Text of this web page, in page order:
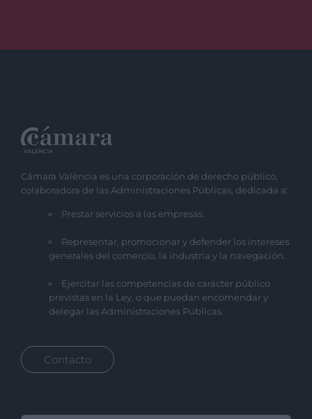
Cámara València es una corporación de derecho público,
colaboradora de las Administraciones Públicas, dedicada a:
Prestar servicios a las empresas.
Representar, promocionar y defender los intereses
generales del comercio, la industria y la navegación.
Ejercitar las competencias de carácter público
previstas en la Ley, o que puedan encomendar y
delegar las Administraciones Públicas.
Contacto